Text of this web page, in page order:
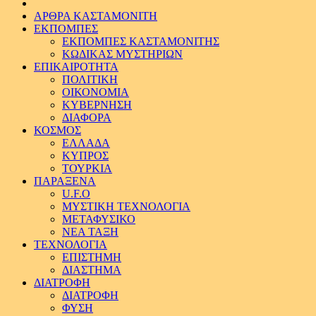
ΑΡΘΡΑ ΚΑΣΤΑΜΟΝΙΤΗ
ΕΚΠΟΜΠΕΣ
ΕΚΠΟΜΠΕΣ ΚΑΣΤΑΜΟΝΙΤΗΣ
ΚΩΔΙΚΑΣ ΜΥΣΤΗΡΙΩΝ
ΕΠΙΚΑΙΡΟΤΗΤΑ
ΠΟΛΙΤΙΚΗ
ΟΙΚΟΝΟΜΙΑ
ΚΥΒΕΡΝΗΣΗ
ΔΙΑΦΟΡΑ
ΚΟΣΜΟΣ
ΕΛΛΑΔΑ
ΚΥΠΡΟΣ
ΤΟΥΡΚΙΑ
ΠΑΡΑΞΕΝΑ
U.F.O
ΜΥΣΤΙΚΗ ΤΕΧΝΟΛΟΓΙΑ
ΜΕΤΑΦΥΣΙΚΟ
ΝΕΑ ΤΑΞΗ
ΤΕΧΝΟΛΟΓΙΑ
ΕΠΙΣΤΗΜΗ
ΔΙΑΣΤΗΜΑ
ΔΙΑΤΡΟΦΗ
ΔΙΑΤΡΟΦΗ
ΦΥΣΗ